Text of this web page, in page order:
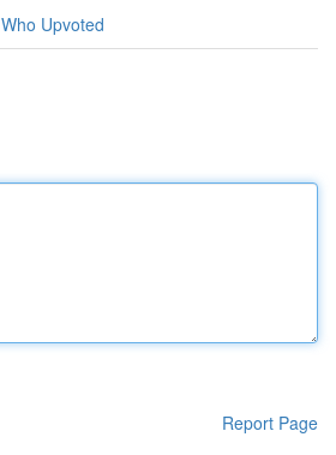
Who Upvoted
Report Page